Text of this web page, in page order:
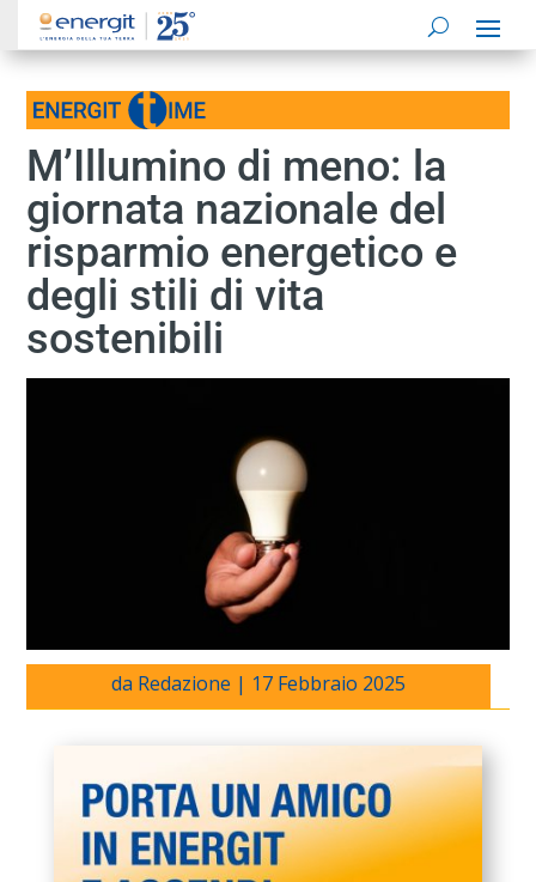
M’Illumino di meno: la
giornata nazionale del
risparmio energetico e
degli stili di vita
sostenibili
da Redazione | 17 Febbraio 2025